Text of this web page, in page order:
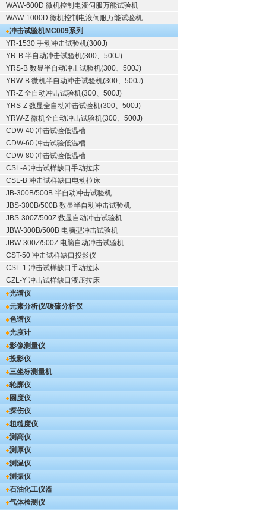
WAW-600D 微机控制电液伺服万能试验机
WAW-1000D 微机控制电液伺服万能试验机
冲击试验机MC009系列
YR-1530 手动冲击试验机(300J)
YR-B 半自动冲击试验机(300、500J)
YRS-B 数显半自动冲击试验机(300、500J)
YRW-B 微机半自动冲击试验机(300、500J)
YR-Z 全自动冲击试验机(300、500J)
YRS-Z 数显全自动冲击试验机(300、500J)
YRW-Z 微机全自动冲击试验机(300、500J)
CDW-40 冲击试验低温槽
CDW-60 冲击试验低温槽
CDW-80 冲击试验低温槽
CSL-A 冲击试样缺口手动拉床
CSL-B 冲击试样缺口电动拉床
JB-300B/500B 半自动冲击试验机
JBS-300B/500B 数显半自动冲击试验机
JBS-300Z/500Z 数显自动冲击试验机
JBW-300B/500B 电脑型冲击试验机
JBW-300Z/500Z 电脑自动冲击试验机
CST-50 冲击试样缺口投影仪
CSL-1 冲击试样缺口手动拉床
CZL-Y 冲击试样缺口液压拉床
光谱仪
元素分析仪/碳硫分析仪
色谱仪
光度计
影像测量仪
投影仪
三坐标测量机
轮廓仪
圆度仪
探伤仪
粗糙度仪
测高仪
测厚仪
测温仪
测振仪
石油化工仪器
气体检测仪